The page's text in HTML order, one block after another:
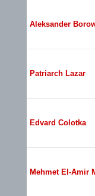
Aleksander
Patriarch Lazar
Edvard Colotka
Mehmet El-Amir